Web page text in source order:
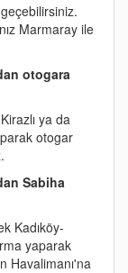
Marmaray ile
otogara
ya da
otogar
Sabiha
Kadıköy-
yaparak
Havalimanı'na